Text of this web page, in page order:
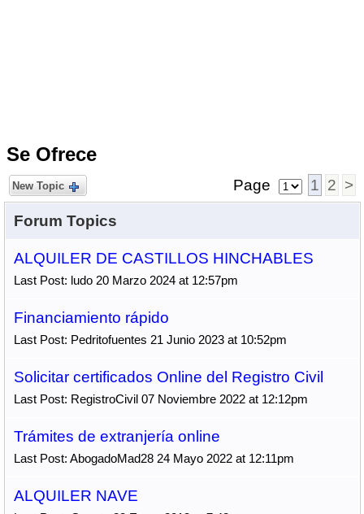
Se Ofrece
New Topic Page 1 2 >
Forum Topics
ALQUILER DE CASTILLOS HINCHABLES
Last Post: ludo 20 Marzo 2024 at 12:57pm
Financiamiento rápido
Last Post: Pedritofuentes 21 Junio 2023 at 10:52pm
Solicitar certificados Online del Registro Civil
Last Post: RegistroCivil 07 Noviembre 2022 at 12:12pm
Trámites de extranjería online
Last Post: AbogadoMad28 24 Mayo 2022 at 12:11pm
ALQUILER NAVE